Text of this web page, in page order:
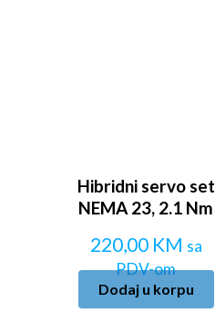
Hibridni servo set
NEMA 23, 2.1 Nm
220,00 KM sa
PDV-om
Dodaj u korpu